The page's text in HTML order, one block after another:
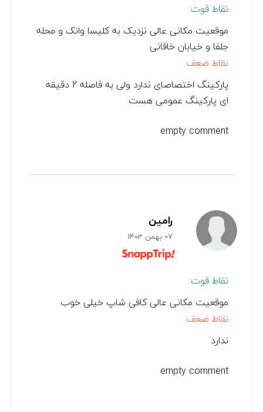
نقاط قوت:
موقعیت مکانی عالی نزدیک به کلیسا وانک و محله
جلفا و خیابان خاقانی
نقاط ضعف:
پارکینگ اختصاصای ندارد ولی به فاصله 2 دقیقه
ای پارکینگ عمومی هست
empty comment
رامین
07 بهمن 1403
نقاط قوت:
موقعیت مکانی عالی کافی شاپ خیلی خوب
نقاط ضعف:
ندارد
empty comment